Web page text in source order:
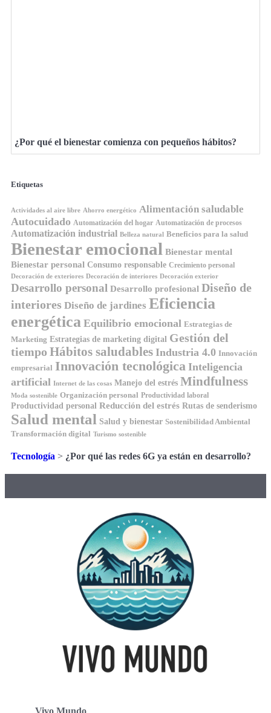
¿Por qué el bienestar comienza con pequeños hábitos?
Etiquetas
Actividades al aire libre Ahorro energético Alimentación saludable
Autocuidado Automatización del hogar Automatización de procesos
Automatización industrial Belleza natural Beneficios para la salud
Bienestar emocional Bienestar mental
Bienestar personal Consumo responsable Crecimiento personal
Decoración de exteriores Decoración de interiores Decoración exterior
Desarrollo personal Desarrollo profesional Diseño de
interiores Diseño de jardines Eficiencia
energética Equilibrio emocional Estrategias de
Marketing Estrategias de marketing digital Gestión del
tiempo Hábitos saludables Industria 4.0 Innovación
empresarial Innovación tecnológica Inteligencia
artificial Internet de las cosas Manejo del estrés Mindfulness
Moda sostenible Organización personal Productividad laboral
Productividad personal Reducción del estrés Rutas de senderismo
Salud mental Salud y bienestar Sostenibilidad Ambiental
Transformación digital Turismo sostenible
Tecnología > ¿Por qué las redes 6G ya están en desarrollo?
Vivo Mundo